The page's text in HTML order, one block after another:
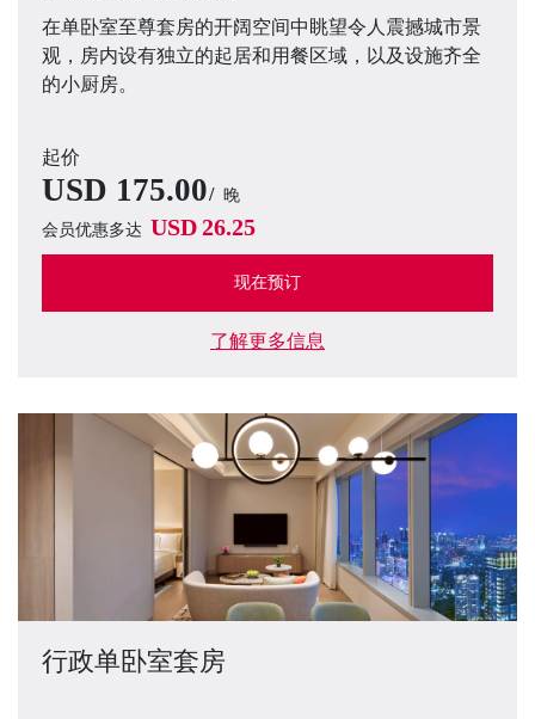
在单卧室至尊套房的开阔空间中眺望令人震撼城市景
观，房内设有独立的起居和用餐区域，以及设施齐全
的小厨房。
起价
USD 175.00
晚
会员优惠多达 USD26.25
现在预订
了解更多信息
行政单卧室套房